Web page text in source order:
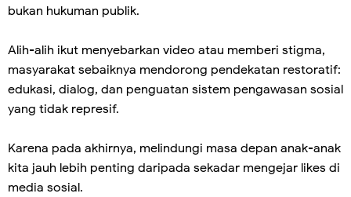
bukan hukuman publik.
Alih-alih ikut menyebarkan video atau memberi stigma,
masyarakat sebaiknya mendorong pendekatan restoratif:
edukasi, dialog, dan penguatan sistem pengawasan sosial
yang tidak represif.
Karena pada akhirnya, melindungi masa depan anak-anak
kita jauh lebih penting daripada sekadar mengejar likes di
media sosial.